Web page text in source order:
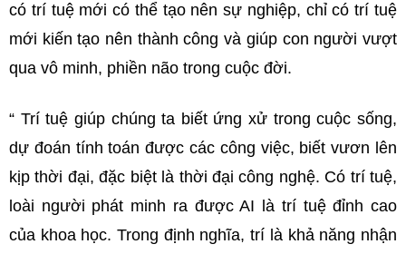
có trí tuệ mới có thể tạo nên sự nghiệp, chỉ có trí tuệ
mới kiến tạo nên thành công và giúp con người vượt
qua vô minh, phiền não trong cuộc đời.
“ Trí tuệ giúp chúng ta biết ứng xử trong cuộc sống,
dự đoán tính toán được các công việc, biết vươn lên
kịp thời đại, đặc biệt là thời đại công nghệ. Có trí tuệ,
loài người phát minh ra được AI là trí tuệ đỉnh cao
của khoa học. Trong định nghĩa, trí là khả năng nhận